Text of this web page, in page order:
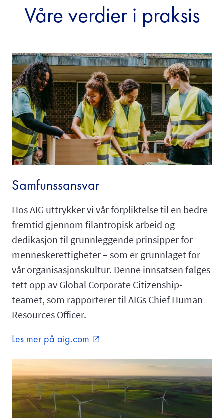
Våre verdier i praksis
Samfunssansvar
Hos AIG uttrykker vi vår forpliktelse til en bedre
fremtid gjennom filantropisk arbeid og
dedikasjon til grunnleggende prinsipper for
menneskerettigheter – som er grunnlaget for
vår organisasjonskultur. Denne innsatsen følges
tett opp av Global Corporate Citizenship-
teamet, som rapporterer til AIGs Chief Human
Resources Officer.
Les mer på aig.com external_link